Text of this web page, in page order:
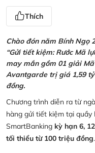
Thích
Chào đón năm Bính Ngọ
“Gửi tiết kiệm: Rước Mã
may mắn gồm 01 giải
Avantgarde trị giá 1,59
đồng.
Chương trình diễn ra từ
hàng gửi tiết kiệm tại
SmartBanking kỳ hạn 6,
tối thiểu từ 100 triệu đồng.